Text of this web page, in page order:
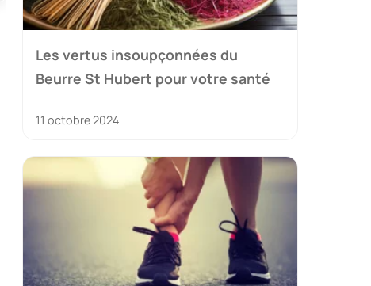
Les vertus insoupçonnées du
Beurre St Hubert pour votre santé
11 octobre 2024